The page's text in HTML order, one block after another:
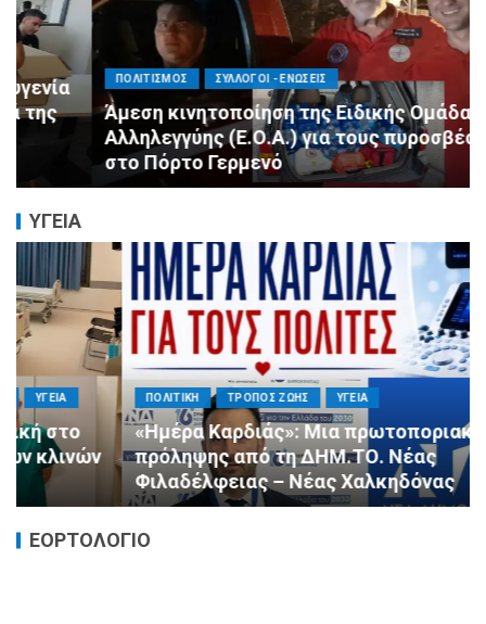
ΠΟΛΙΤΙΣΜΟΣ ΣΥΛΛΟΓΟΙ - ΕΝΩΣΕΙΣ
Άμεση κινητοποίηση της Ειδικής Ομάδας
Αλληλεγγύης (Ε.Ο.Α.) για τους πυροσβέστες
στο Πόρτο Γερμενό
ΥΓΕΙΑ
ΠΟΛΙΤΙΚΗ ΤΡΟΠΟΣ ΖΩΗΣ ΥΓΕΙΑ
«Ημέρα Καρδιάς»: Μια πρωτοποριακή δράση
πρόληψης από τη ΔΗΜ.ΤΟ. Νέας
Φιλαδέλφειας – Νέας Χαλκηδόνας
ΕΟΡΤΟΛΟΓΙΟ